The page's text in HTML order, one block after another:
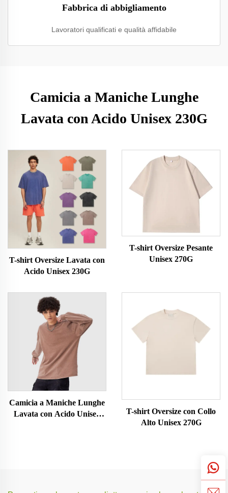
Fabbrica di abbigliamento
Lavoratori qualificati e qualità affidabile
Camicia a Maniche Lunghe
Lavata con Acido Unisex 230G
T-shirt Oversize Lavata con
Acido Unisex 230G
T-shirt Oversize Pesante
Unisex 270G
Camicia a Maniche Lunghe
Lavata con Acido Unisex
T-shirt Oversize con Collo
Alto Unisex 270G